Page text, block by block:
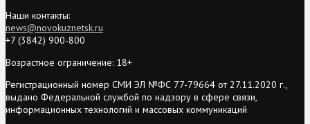
Наши контакты:
news@novokuznetsk.ru
+7 (3842) 900-800
Возрастное ограничение: 18+
Регистрационный номер СМИ ЭЛ №ФС 77-79664 от 27.11.2020 г.,
выдано Федеральной службой по надзору в сфере связи,
информационных технологий и массовых коммуникаций